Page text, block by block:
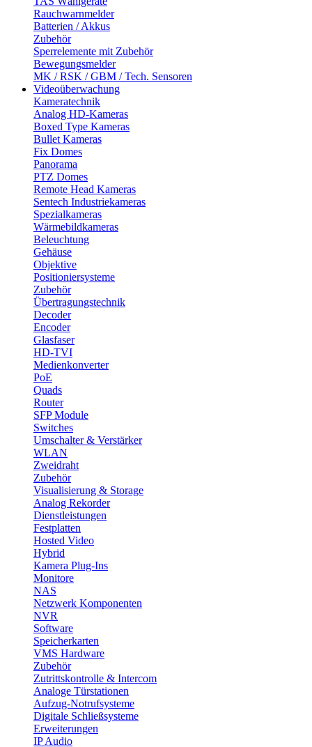
Rauchwarnmelder
Batterien / Akkus
Zubehör
Sperrelemente mit Zubehör
Bewegungsmelder
MK / RSK / GBM / Tech. Sensoren
Videoüberwachung
Kameratechnik
Analog HD-Kameras
Boxed Type Kameras
Bullet Kameras
Fix Domes
Panorama
PTZ Domes
Remote Head Kameras
Sentech Industriekameras
Spezialkameras
Wärmebildkameras
Beleuchtung
Gehäuse
Objektive
Positioniersysteme
Zubehör
Übertragungstechnik
Decoder
Encoder
Glasfaser
HD-TVI
Medienkonverter
PoE
Quads
Router
SFP Module
Switches
Umschalter & Verstärker
WLAN
Zweidraht
Zubehör
Visualisierung & Storage
Analog Rekorder
Dienstleistungen
Festplatten
Hosted Video
Hybrid
Kamera Plug-Ins
Monitore
NAS
Netzwerk Komponenten
NVR
Software
Speicherkarten
VMS Hardware
Zubehör
Zutrittskontrolle & Intercom
Analoge Türstationen
Aufzug-Notrufsysteme
Digitale Schließsysteme
Erweiterungen
IP Audio